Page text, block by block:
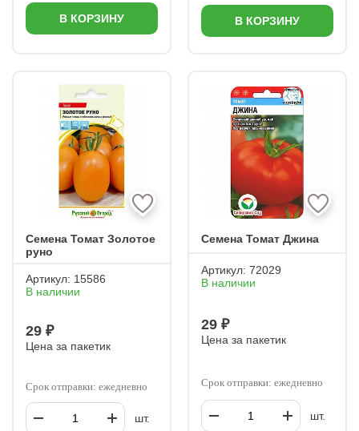
В КОРЗИНУ В КОРЗИНУ
Семена Томат Золотое
руно
Артикул: 15586
В наличии
29 ₽
Цена за пакетик
Срок отправки: ежедневно
шт.
Семена Томат Джина
Артикул: 72029
В наличии
29 ₽
Цена за пакетик
Срок отправки: ежедневно
шт.